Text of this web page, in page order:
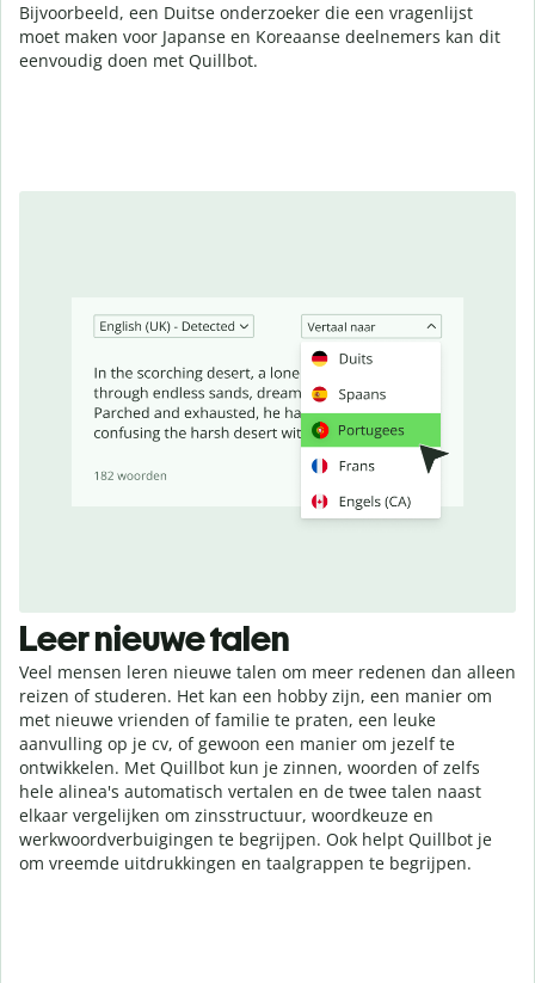
Bijvoorbeeld, een Duitse onderzoeker die een vragenlijst
moet maken voor Japanse en Koreaanse deelnemers kan dit
eenvoudig doen met Quillbot.
Leer nieuwe talen
Veel mensen leren nieuwe talen om meer redenen dan alleen
reizen of studeren. Het kan een hobby zijn, een manier om
met nieuwe vrienden of familie te praten, een leuke
aanvulling op je cv, of gewoon een manier om jezelf te
ontwikkelen. Met Quillbot kun je zinnen, woorden of zelfs
hele alinea's automatisch vertalen en de twee talen naast
elkaar vergelijken om zinsstructuur, woordkeuze en
werkwoordverbuigingen te begrijpen. Ook helpt Quillbot je
om vreemde uitdrukkingen en taalgrappen te begrijpen.